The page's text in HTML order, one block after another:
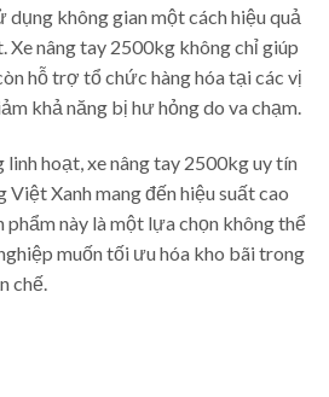
dụng không gian một cách hiệu quả
Xe nâng tay 2500kg không chỉ giúp
hỗ trợ tổ chức hàng hóa tại các vị
khả năng bị hư hỏng do va chạm.
hoạt, xe nâng tay 2500kg uy tín
Xanh mang đến hiệu suất cao
phẩm này là một lựa chọn không thể
muốn tối ưu hóa kho bãi trong
chế.